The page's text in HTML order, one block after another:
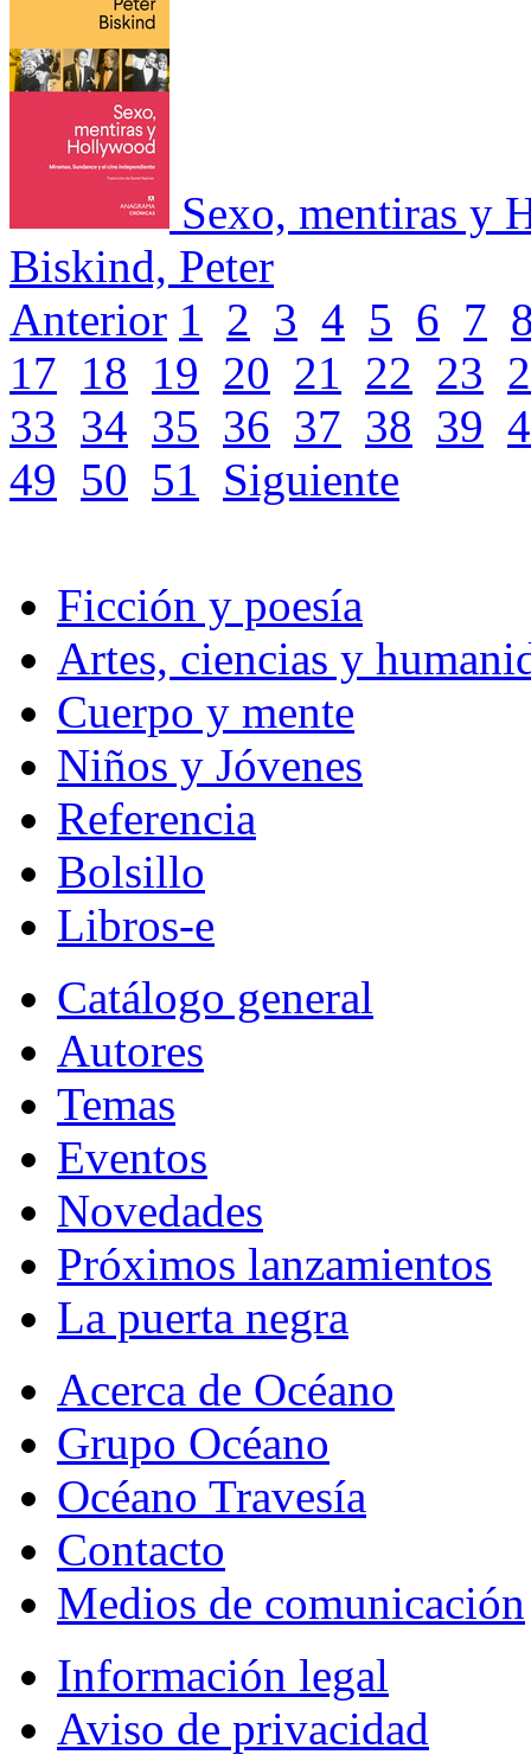
Sexo, mentiras y
Biskind, Peter
Anterior 1 2 3 4 5 6 7
17 18 19 20 21 22 23
33 34 35 36 37 38 39
49 50 51 Siguiente
Ficción y poesía
Artes, ciencias y
Cuerpo y mente
Niños y Jóvenes
Referencia
Bolsillo
Libros-e
Catálogo general
Autores
Temas
Eventos
Novedades
Próximos lanzamientos
La puerta negra
Acerca de Océano
Grupo Océano
Océano Travesía
Contacto
Medios de comunicación
Información legal
Aviso de privacidad